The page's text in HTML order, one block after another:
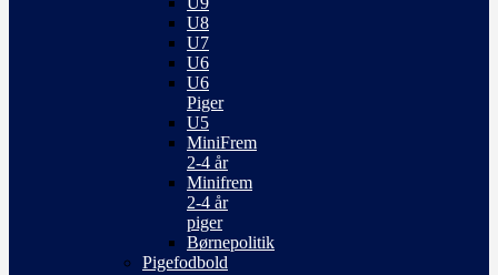
U8
U7
U6
U6
Piger
U5
MiniFrem
2-4 år
Minifrem
2-4 år
piger
Børnepolitik
Pigefodbold